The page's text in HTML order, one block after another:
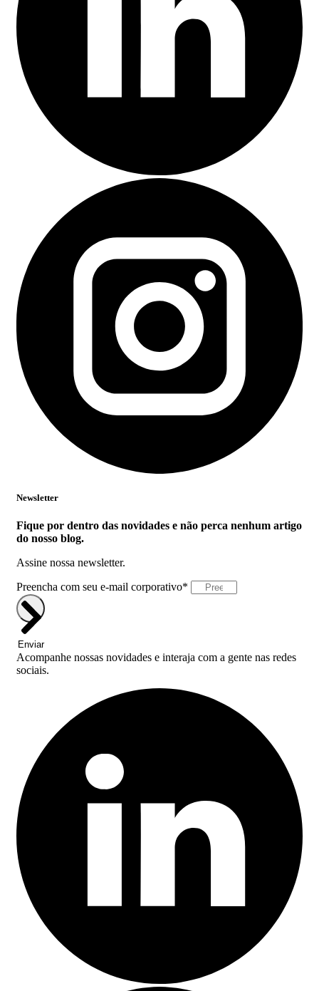
Newsletter
Fique por dentro das novidades e não perca nenhum artigo
do nosso blog.
Assine nossa newsletter.
Preencha com seu e-mail corporativo*
Enviar
Acompanhe nossas novidades e interaja com a gente nas redes
sociais.